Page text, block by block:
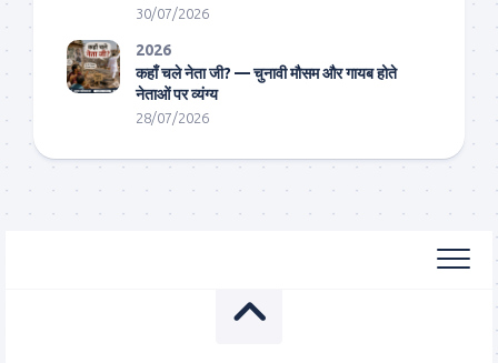
30/07/2026
2026
कहाँ चले नेता जी? — चुनावी मौसम और गायब होते
नेताओं पर व्यंग्य
28/07/2026